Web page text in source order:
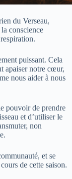
du Verseau,
conscience
puissant. Cela
apaiser notre cœur,
nous aider à nous
pouvoir de prendre
et d’utiliser le
non
et se
de cette saison.